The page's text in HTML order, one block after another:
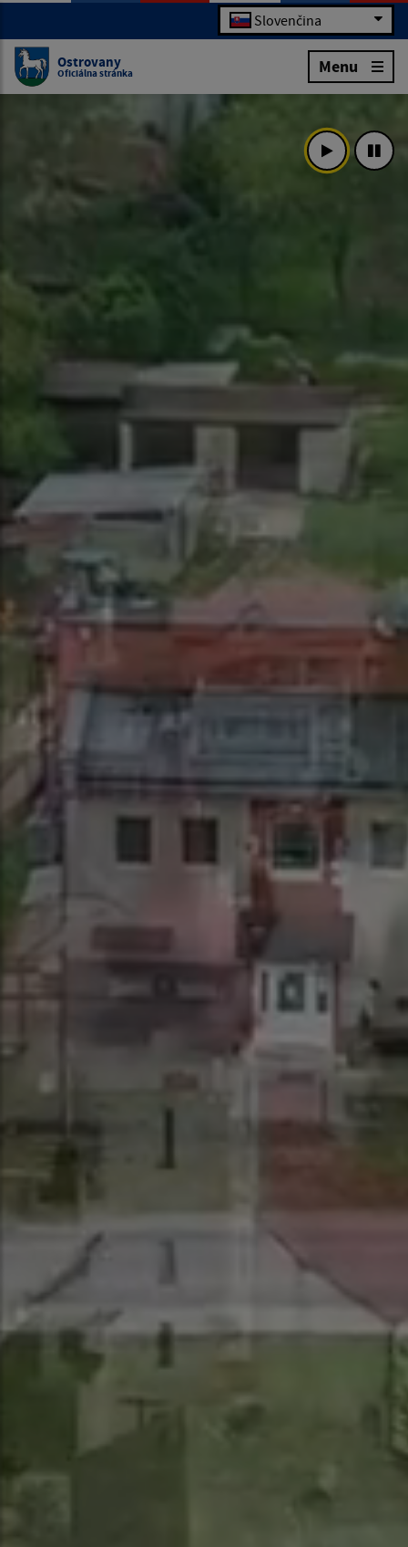
Slovenčina
Ostrovany
Oficiálna stránka Menu